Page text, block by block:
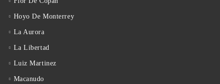
Hoyo De Monterrey
La Aurora
La Libertad
Luiz Martinez
Macanudo